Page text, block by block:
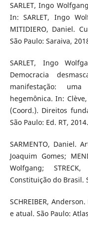
SARLET, Ingo
In: SARLET, Ingo
MITIDIERO, Daniel.
São Paulo: Saraiva,
SARLET, Ingo
Democracia
manifestação:
hegemônica. In:
(Coord.). Direitos
São Paulo: Ed. RT, 2014.
SARMENTO, Daniel.
Joaquim Gomes;
Wolfgang;
Constituição do Brasil.
SCHREIBER,
e atual. São Paulo: